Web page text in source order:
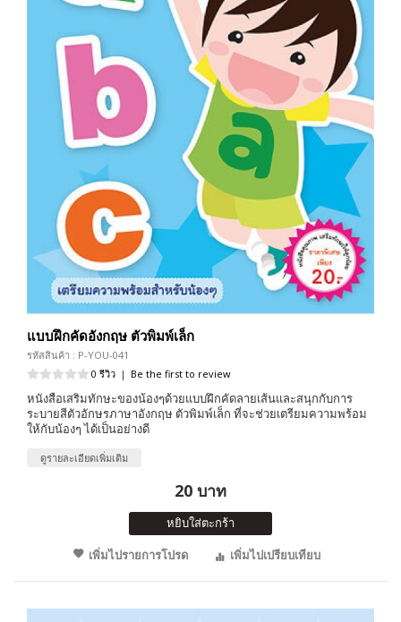
แบบฝึกคัดอังกฤษ ตัวพิมพ์เล็ก
รหัสสินค้า : P-YOU-041
0 รีวิว | Be the first to review
หนังสือเสริมทักษะของน้องๆด้วยแบบฝึกคัดลายเส้นและสนุกกับการ
ระบายสีตัวอักษรภาษาอังกฤษ ตัวพิมพ์เล็ก ที่จะช่วยเตรียมความพร้อม
ให้กับน้องๆ ได้เป็นอย่างดี
ดูรายละเอียดเพิ่มเติม
20 บาท
หยิบใส่ตะกร้า
เพิ่มไปรายการโปรด
เพิ่มไปเปรียบเทียบ